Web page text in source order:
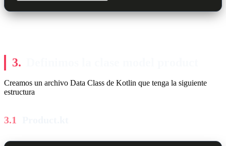
Creamos un archivo Data Class de Kotlin que tenga la siguiente
estructura